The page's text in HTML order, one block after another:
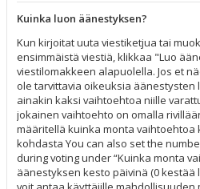
Kuinka luon äänestyksen?
Kun kirjoitat uuta viestiketjua tai
ensimmäistä viestiä, klikkaa "Luo
viestilomakkeen alapuolella. Jos et
ole tarvittavia oikeuksia äänestysten
ainakin kaksi vaihtoehtoa niille
jokainen vaihtoehto on omalla
määritellä kuinka monta vaihtoehtoa
kohdasta You can also set the
during voting under “Kuinka monta
äänestyksen kesto päivinä (0 kestää